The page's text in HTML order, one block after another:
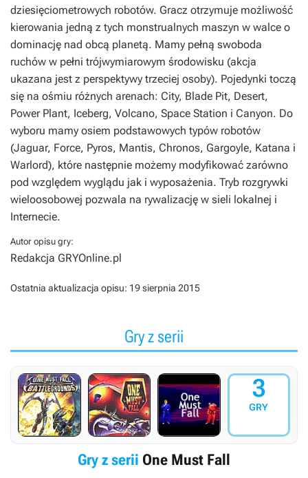
dziesięciometrowych robotów. Gracz otrzymuje możliwość
kierowania jedną z tych monstrualnych maszyn w walce o
dominację nad obcą planetą. Mamy pełną swoboda
ruchów w pełni trójwymiarowym środowisku (akcja
ukazana jest z perspektywy trzeciej osoby). Pojedynki toczą
się na ośmiu różnych arenach: City, Blade Pit, Desert,
Power Plant, Iceberg, Volcano, Space Station i Canyon. Do
wyboru mamy osiem podstawowych typów robotów
(Jaguar, Force, Pyros, Mantis, Chronos, Gargoyle, Katana i
Warlord), które następnie możemy modyfikować zarówno
pod względem wyglądu jak i wyposażenia. Tryb rozgrywki
wieloosobowej pozwala na rywalizację w sieli lokalnej i
Internecie.
Autor opisu gry:
Redakcja GRYOnline.pl
Ostatnia aktualizacja opisu: 19 sierpnia 2015
Gry z serii
3
GRY
Gry z serii One Must Fall